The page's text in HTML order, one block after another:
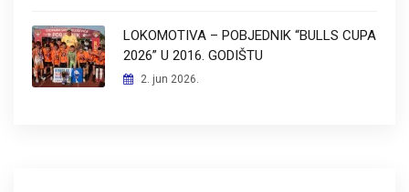
LOKOMOTIVA – POBJEDNIK “BULLS CUPA
2026” U 2016. GODIŠTU
2. jun 2026.